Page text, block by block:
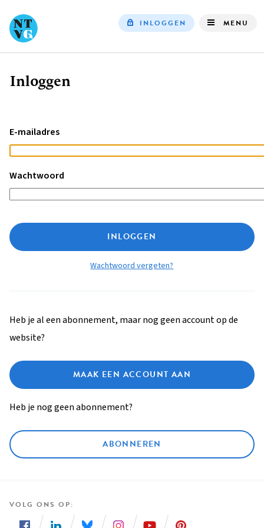
INLOGGEN MENU
Kruimelpad
Inloggen
E-mailadres
Wachtwoord
INLOGGEN
Wachtwoord vergeten?
Heb je al een abonnement, maar nog geen account op de
website?
MAAK EEN ACCOUNT AAN
Heb je nog geen abonnement?
ABONNEREN
VOLG ONS OP